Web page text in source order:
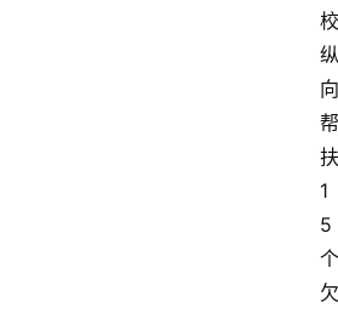
校
纵
向
帮
扶
1
5
个
欠